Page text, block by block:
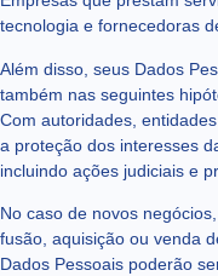
tecnologia e fornecedoras
Além disso, seus Dados
também nas seguintes
Com autoridades,
a proteção dos interesses
incluindo ações judiciais e
No caso de novos
fusão, aquisição ou venda
Dados Pessoais poderão